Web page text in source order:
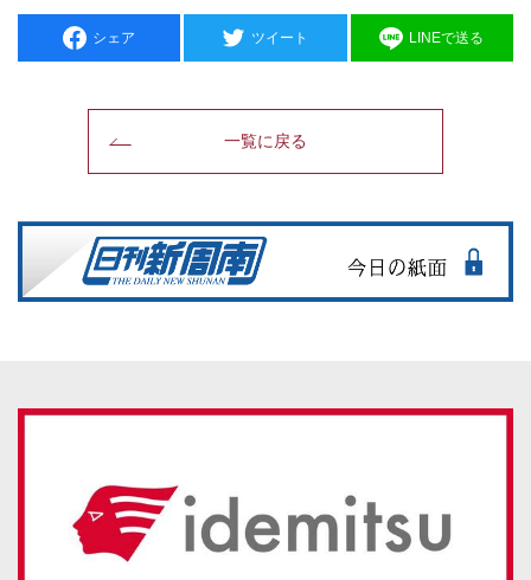
シェア ツイート LINEで送る
一覧に戻る